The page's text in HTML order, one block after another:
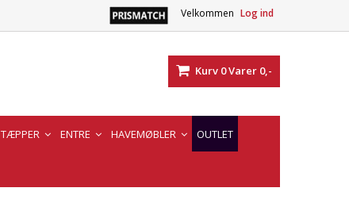
Velkommen Log ind
Kurv 0Varer 0,-
TÆPPER ENTRE HAVEMØBLER OUTLET